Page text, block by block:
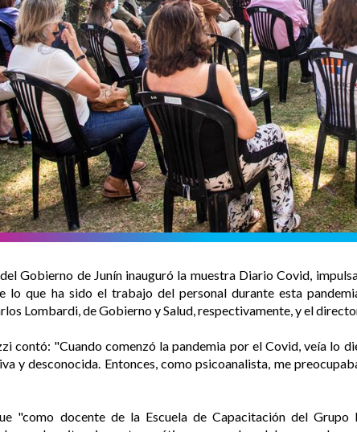
Gobierno de Junín inauguró la muestra Diario Covid,
que ha sido el trabajo del personal durante esta
Lombardi, de Gobierno y Salud, respectivamente, y el
contó: "Cuando comenzó la pandemia por el Covid, veía lo
y desconocida. Entonces, como psicoanalista, me
"como docente de la Escuela de Capacitación del